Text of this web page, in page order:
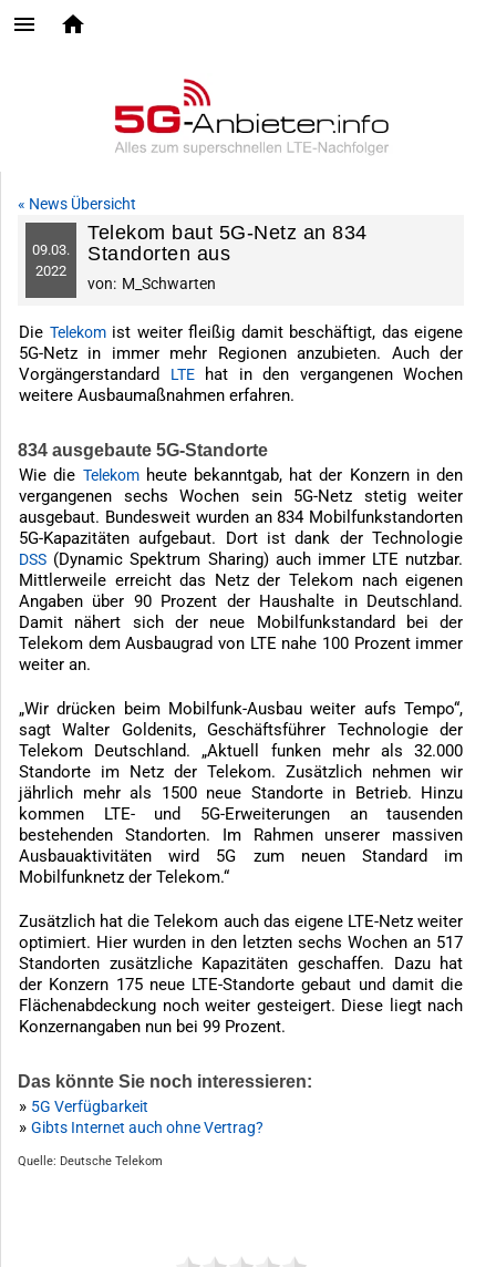
« News Übersicht
09.03.
2022
Telekom baut 5G-Netz an 834
Standorten aus
von: M_Schwarten
Die Telekomist weiter fleißig damit beschäftigt, das eigene
5G-Netz in immer mehr Regionen anzubieten. Auch der
Vorgängerstandard
LTEhat in den vergangenen Wochen
weitere Ausbaumaßnahmen erfahren.
834 ausgebaute 5G-Standorte
Wie die Telekomheute bekanntgab, hat der Konzern in den
vergangenen sechs Wochen sein 5G-Netz stetig weiter
ausgebaut. Bundesweit wurden an 834 Mobilfunkstandorten
5G-Kapazitäten aufgebaut. Dort ist dank der Technologie
DSS (Dynamic Spektrum Sharing) auch immer LTE nutzbar.
Mittlerweile erreicht das Netz der Telekom nach eigenen
Angaben über 90 Prozent der Haushalte in Deutschland.
Damit nähert sich der neue Mobilfunkstandard bei der
Telekom dem Ausbaugrad von LTE nahe 100 Prozent immer
weiter an.
„Wir drücken beim Mobilfunk-Ausbau weiter aufs Tempo“,
sagt Walter Goldenits, Geschäftsführer Technologie der
Telekom Deutschland. „Aktuell funken mehr als 32.000
Standorte im Netz der Telekom. Zusätzlich nehmen wir
jährlich mehr als 1500 neue Standorte in Betrieb. Hinzu
kommen LTE- und 5G-Erweiterungen an tausenden
bestehenden Standorten. Im Rahmen unserer massiven
Ausbauaktivitäten wird 5G zum neuen Standard im
Mobilfunknetz der Telekom.“
Zusätzlich hat die Telekom auch das eigene LTE-Netz weiter
optimiert. Hier wurden in den letzten sechs Wochen an 517
Standorten zusätzliche Kapazitäten geschaffen. Dazu hat
der Konzern 175 neue LTE-Standorte gebaut und damit die
Flächenabdeckung noch weiter gesteigert. Diese liegt nach
Konzernangaben nun bei 99 Prozent.
Das könnte Sie noch interessieren:
» 5G Verfügbarkeit
» Gibts Internet auch ohne Vertrag?
Quelle: Deutsche Telekom